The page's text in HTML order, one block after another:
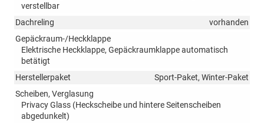
verstellbar
Dachreling
vorhanden
Gepäckraum-/Heckklappe
Elektrische Heckklappe, Gepäckraumklappe automatisch
betätigt
Herstellerpaket
Sport-Paket, Winter-Paket
Scheiben, Verglasung
Privacy Glass (Heckscheibe und hintere Seitenscheiben
abgedunkelt)